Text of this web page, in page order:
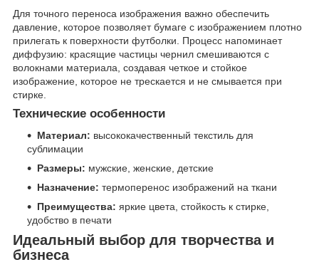
Для точного переноса изображения важно обеспечить
давление, которое позволяет бумаге с изображением плотно
прилегать к поверхности футболки. Процесс напоминает
диффузию: красящие частицы чернил смешиваются с
волокнами материала, создавая четкое и стойкое
изображение, которое не трескается и не смывается при
стирке.
Технические особенности
Материал: высококачественный текстиль для
сублимации
Размеры: мужские, женские, детские
Назначение: термоперенос изображений на ткани
Преимущества: яркие цвета, стойкость к стирке,
удобство в печати
Идеальный выбор для творчества и
бизнеса